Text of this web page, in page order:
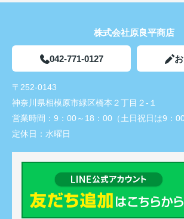
株式会社原良平商店
042-771-0127
〒252-0143
神奈川県相模原市緑区橋本２丁目２-１
営業時間： 9：00～18：00（土日祝日は9：
定休日： 水曜日